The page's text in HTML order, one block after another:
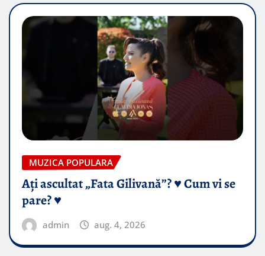
MUZICA POPULARA
Ați ascultat „Fata Gilivană”? ♥️ Cum vi se
pare? ♥️
admin aug. 4, 2026